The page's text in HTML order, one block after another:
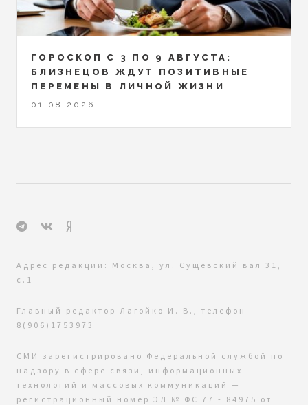
ГОРОСКОП С 3 ПО 9 АВГУСТА:
БЛИЗНЕЦОВ ЖДУТ ПОЗИТИВНЫЕ
ПЕРЕМЕНЫ В ЛИЧНОЙ ЖИЗНИ
01.08.2026
Адрес редакции: Москва, ул. Сущевский вал 31,
с.1
Главный редактор Лагойко И. В., телефон
8(906)1753973
СМИ зарегистрировано Федеральной службой по
надзору в сфере связи, информационных
технологий и массовых коммуникаций —
регистрационный номер ЭЛ № ФС 77 - 84975 от